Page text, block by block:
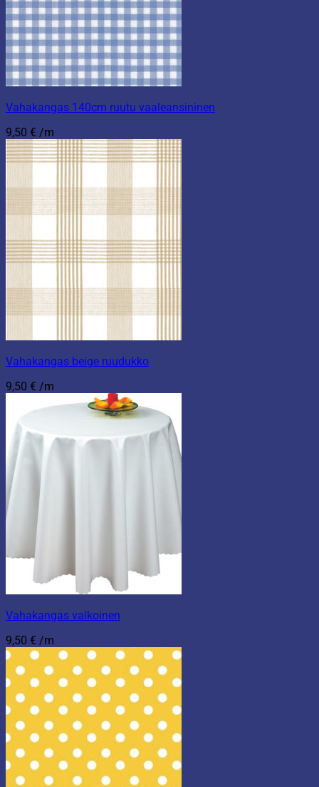
Vahakangas 140cm ruutu vaaleansininen
9,50 € /m
Vahakangas beige ruudukko
9,50 € /m
Vahakangas valkoinen
9,50 € /m